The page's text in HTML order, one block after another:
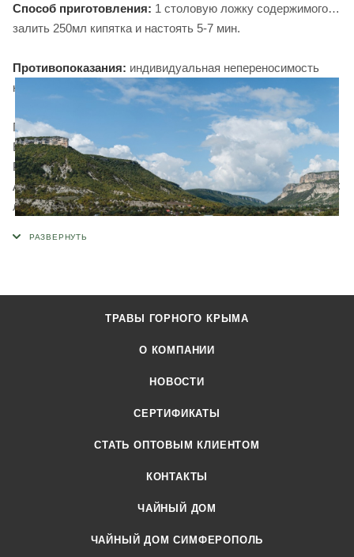
Способ приготовления: 1 столовую ложку содержимого
залить 250мл кипятка и настоять 5-7 мин.
Противопоказания: индивидуальная непереносимость
компонентов чая.
Попробуйте другие чаи из серии "Наш чай"
Бахчисарайской мятой, С Крымской розой, Лавандовый,
Ромашковый, Антистресс, Детокс, Зеленый Сенча, Черный
Ассам, Иван-чай, С горным чабрецом, Плодово- ягодный, С
липой, С душицей.
оборудование и производственные площади для фасовки и
хранения травяных чаев. Для изготовления сырья и
экологически чистые технологии.
технических регламентов Евразийского экономического
ТРАВЫ ГОРНОГО КРЫМА
О КОМПАНИИ
НОВОСТИ
СЕРТИФИКАТЫ
CТАТЬ ОПТОВЫМ КЛИЕНТОМ
КОНТАКТЫ
ЧАЙНЫЙ ДОМ
ЧАЙНЫЙ ДОМ СИМФЕРОПОЛЬ